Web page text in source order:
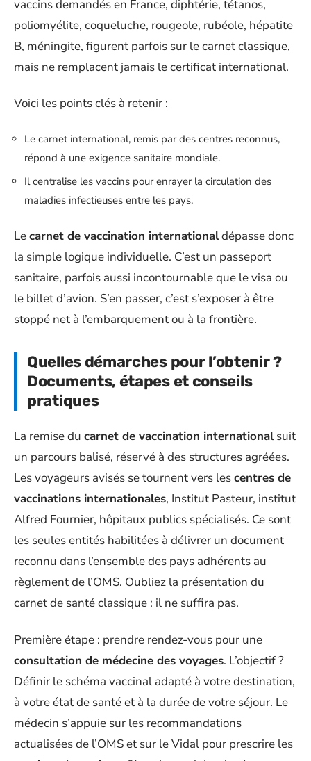
vaccins demandés en France, diphtérie, tétanos,
poliomyélite, coqueluche, rougeole, rubéole, hépatite
B, méningite, figurent parfois sur le carnet classique,
mais ne remplacent jamais le certificat international.
Voici les points clés à retenir :
Le carnet international, remis par des centres reconnus,
répond à une exigence sanitaire mondiale.
Il centralise les vaccins pour enrayer la circulation des
maladies infectieuses entre les pays.
Lecarnet de vaccination internationaldépasse donc
la simple logique individuelle. C’est un passeport
sanitaire, parfois aussi incontournable que le visa ou
le billet d’avion. S’en passer, c’est s’exposer à être
stoppé net à l’embarquement ou à la frontière.
Quelles démarches pour l’obtenir ?
Documents, étapes et conseils
pratiques
La remise du carnet de vaccination internationalsuit
un parcours balisé, réservé à des structures agréées.
Les voyageurs avisés se tournent vers lescentres de
vaccinations internationales, Institut Pasteur, institut
Alfred Fournier, hôpitaux publics spécialisés. Ce sont
les seules entités habilitées à délivrer un document
reconnu dans l’ensemble des pays adhérents au
règlement de l’OMS. Oubliez la présentation du
carnet de santé classique : il ne suffira pas.
Première étape : prendre rendez-vous pour une
consultation de médecine des voyages. L’objectif ?
Définir le schéma vaccinal adapté à votre destination,
à votre état de santé et à la durée de votre séjour. Le
médecin s’appuie sur les recommandations
actualisées de l’OMS et sur le Vidal pour prescrire les